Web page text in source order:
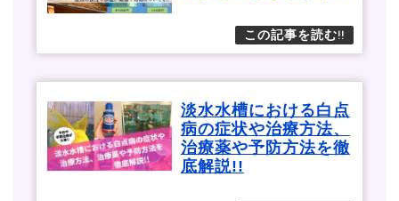
淡水水槽における白点
病の症状や治療方法、
治療薬や予防方法を徹
底解説!!